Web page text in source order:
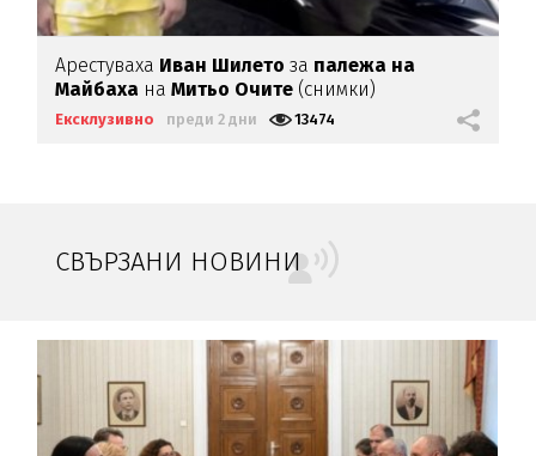
Арестуваха Иван Шилетоза палежа на
Майбаха наМитьо Очите (снимки)
Ексклузивно преди 2 дни 13474
СВЪРЗАНИ НОВИНИ